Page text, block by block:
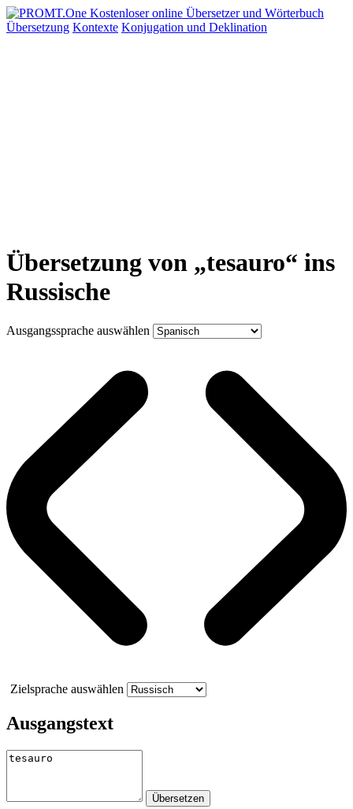
Übersetzung Kontexte Konjugation und Deklination
Übersetzung von „tesauro“ ins
Russische
Ausgangssprache auswählen
Zielsprache auswählen
Ausgangstext